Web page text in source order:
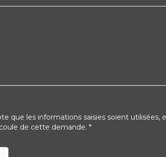
que les informations saisies soient
de cette demande.*